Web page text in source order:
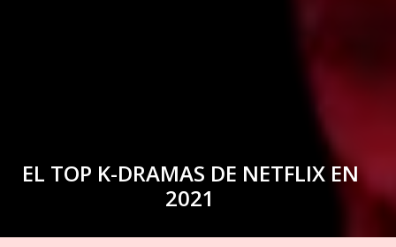
EL TOP K-DRAMAS DE NETFLIX EN
2021